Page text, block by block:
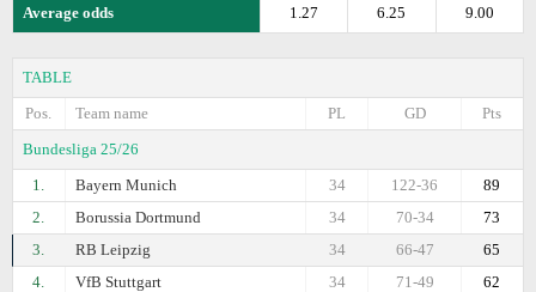
Average odds 9.00
6.25
1.27
TABLE
Pos.
Team name Pts
GD
PL
Bundesliga 25/26
1.
Bayern Munich 89
122-36
34
2.
Borussia Dortmund 73
70-34
34
3.
RB Leipzig 65
66-47
34
4.
VfB Stuttgart 62
71-49
34